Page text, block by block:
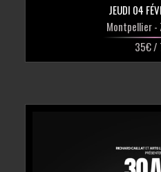
JEUDI 04
Montpellier-
35€ /